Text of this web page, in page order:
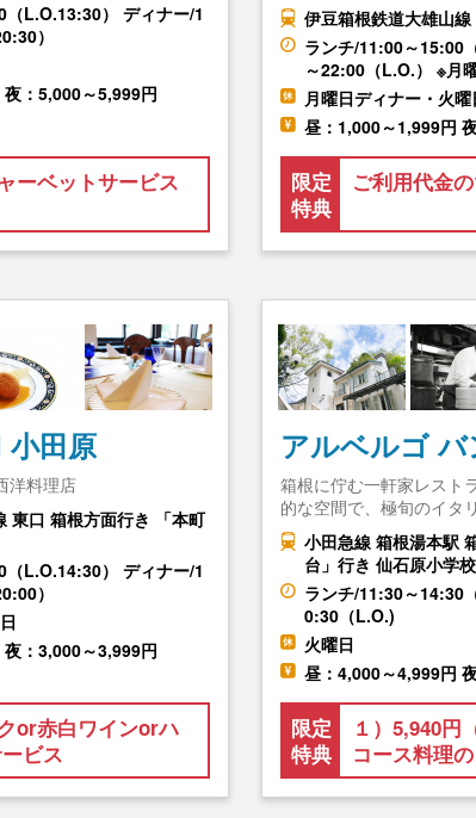
L.O.13:30） ディナー/1
）
：5,000～5,999円
ーベットサービス
伊豆箱根鉄道大雄山
ランチ/11:00～15:00
～22:00（L.O.） ※月
月曜日ディナー・火曜
昼：1,000～1,999円
限定
特典
ご利用代金
田原
洋料理店
東口 箱根方面行き 「本町
L.O.14:30） ディナー/1
）
：3,000～3,999円
or赤白ワインorハ
ビス
アルベルゴ バ
箱根に佇む一軒家レスト
的な空間で、極旬のイタ
小田急線 箱根湯本駅
台」行き 仙石原小学
ランチ/11:30～14:30
0:30（L.O.)
火曜日
昼：4,000～4,999円
限定
特典
１）5,940円
コース料理